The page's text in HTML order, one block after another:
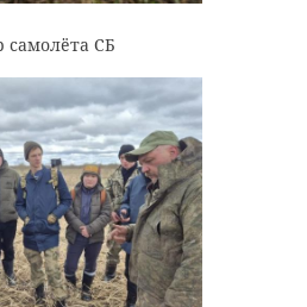
самолёта СБ